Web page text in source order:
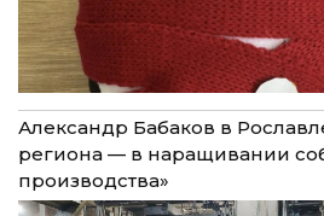
Александр Бабаков в
региона — в наращивании
производства»